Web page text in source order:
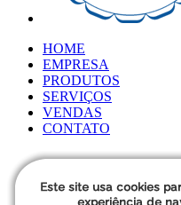
HOME
EMPRESA
PRODUTOS
SERVIÇOS
VENDAS
CONTATO